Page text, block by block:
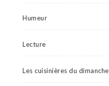
Humeur
Lecture
Les cuisinières du dimanche